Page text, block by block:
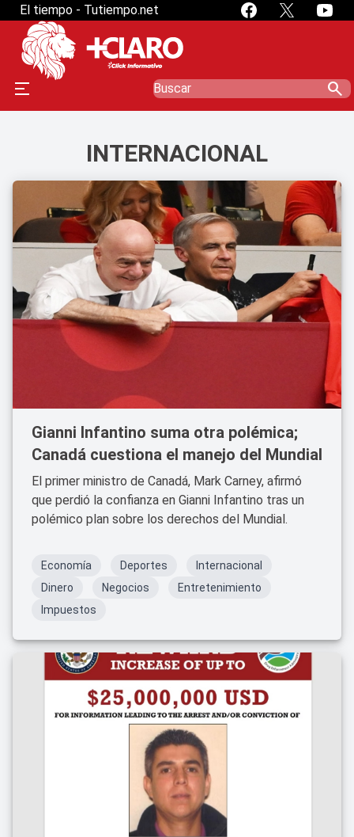
El tiempo - Tutiempo.net
search
INTERNACIONAL
Gianni Infantino suma otra polémica;
Canadá cuestiona el manejo del Mundial
El primer ministro de Canadá, Mark Carney, afirmó
que perdió la confianza en Gianni Infantino tras un
polémico plan sobre los derechos del Mundial.
Economía Deportes
Internacional
Dinero
Negocios
Entretenimiento
Impuestos